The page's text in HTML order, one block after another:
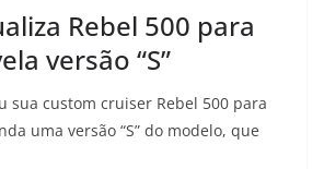
Rebel 500 para
versão “S”
sua custom cruiser Rebel 500 para
uma versão “S” do modelo, que